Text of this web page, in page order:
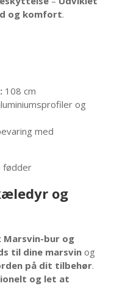
og komfort.
108 cm
og
med
fødder
og
Marsvin-bur og
til dine marsvinog
på dit tilbehør.
og let at